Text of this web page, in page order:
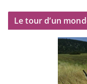
Le tour d’un